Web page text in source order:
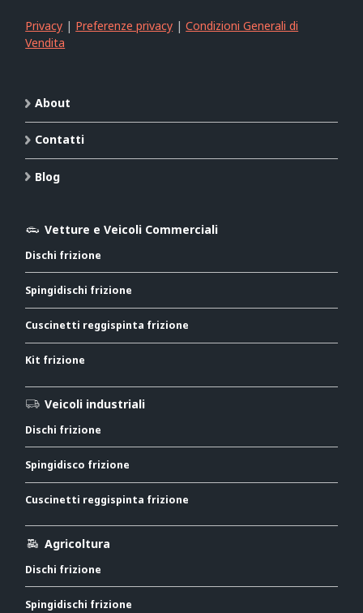
Privacy | Preferenze privacy |Condizioni Generali di
Vendita
About
Contatti
Blog
Vetture e Veicoli Commerciali
Dischi frizione
Spingidischi frizione
Cuscinetti reggispinta frizione
Kit frizione
Veicoli industriali
Dischi frizione
Spingidisco frizione
Cuscinetti reggispinta frizione
Agricoltura
Dischi frizione
Spingidischi frizione